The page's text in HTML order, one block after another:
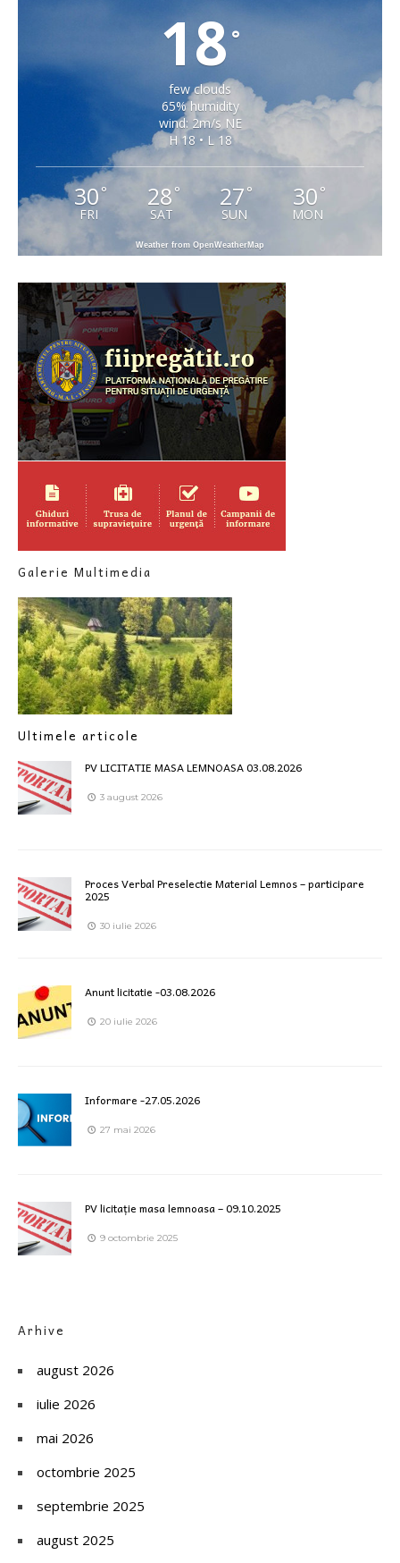
18 °
few clouds
65% humidity
wind: 2m/s NE
H 18 • L 18
30 °
FRI
28 °
SAT
27°
SUN
30 °
MON
Weather from OpenWeatherMap
Galerie Multimedia
Ultimele articole
PV LICITATIE MASA LEMNOASA 03.08.2026
3 august 2026
Proces Verbal Preselectie Material Lemnos – participare
2025
30 iulie 2026
Anunt licitatie -03.08.2026
20 iulie 2026
Informare -27.05.2026
27 mai 2026
PV licitație masa lemnoasa – 09.10.2025
9 octombrie 2025
Arhive
august 2026
iulie 2026
mai 2026
octombrie 2025
septembrie 2025
august 2025